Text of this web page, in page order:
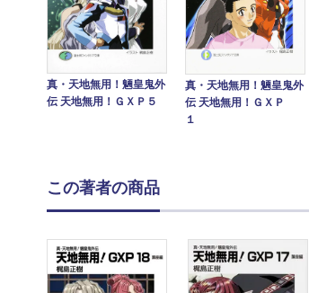
真・天地無用！魎皇鬼外
伝 天地無用！ＧＸＰ５
真・天地無用！魎皇鬼外
伝 天地無用！ＧＸＰ
１
この著者の商品